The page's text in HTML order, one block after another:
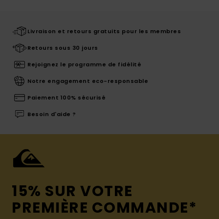
Livraison et retours gratuits pour les membres
Retours sous 30 jours
Rejoignez le programme de fidélité
Notre engagement eco-responsable
Paiement 100% sécurisé
Besoin d'aide ?
15% SUR VOTRE
PREMIÈRE COMMANDE*